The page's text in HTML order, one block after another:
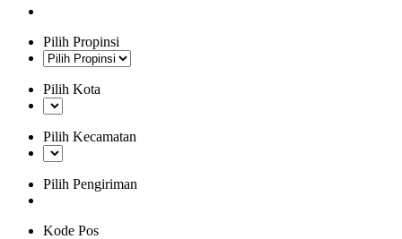
Pilih Propinsi
Pilih Kota
Pilih Kecamatan
Pilih Pengiriman
Kode Pos